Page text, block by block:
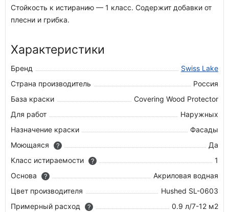
Стойкость к истиранию — 1 класс. Содержит добавки от
плесни и грибка.
Характеристики
Бренд
Swiss Lake
Страна производитель
Россия
База краски
Covering Wood Protector
Для работ
Наружных
Назначение краски
Фасады
Моющаяся
?
Да
Класс истираемости
?
1
Основа
?
Акриловая водная
Цвет производителя
Hushed SL-0603
Примерный расход
?
0.9 л/7-12 м2